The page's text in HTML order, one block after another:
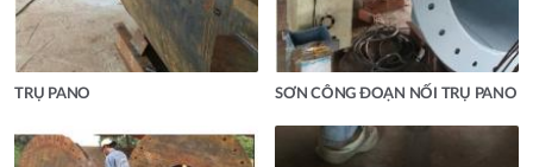
TRỤ PANO SƠN CÔNG ĐOẠN NỐI TRỤ PANO